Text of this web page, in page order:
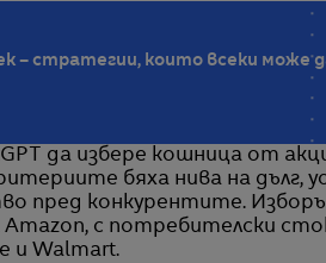
– стратегии, които всеки може
да избере кошница от
бяха нива на дълг,
пред конкурентите.
с потребителски
и Walmart.